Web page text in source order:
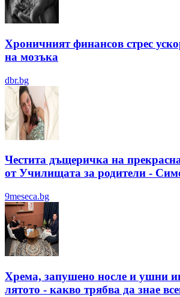
Хроничният финансов стрес
на мозъка
dbr.bg
Честита дъщеричка на
от Училищата за родители -
9meseca.bg
Хрема, запушено носле и ушни
лятотo - какво трябва да знае